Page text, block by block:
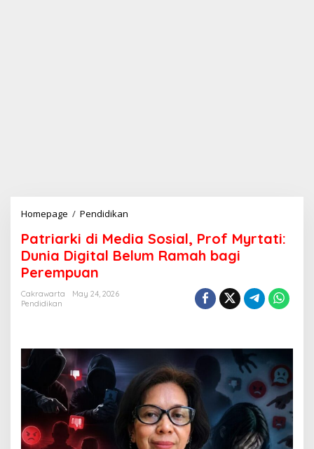
Homepage / Pendidikan
r
i
M
e
d
i
S
o
s
Patriarki di Media Sosial, Prof Myrtati:
Dunia Digital Belum Ramah bagi
Perempuan
Cakrawarta
May 24, 2026
Pendidikan